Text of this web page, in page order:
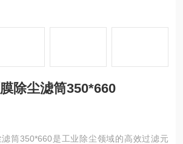
除尘滤筒350*660
筒350*660是工业除尘领域的高效过滤元